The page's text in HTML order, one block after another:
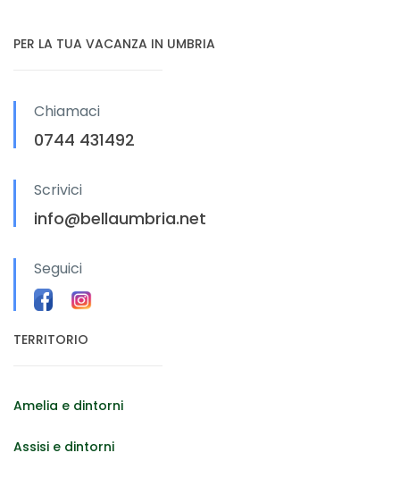
PER LA TUA VACANZA IN UMBRIA
Chiamaci
0744 431492
Scrivici
info@bellaumbria.net
Seguici
TERRITORIO
Amelia e dintorni
Assisi e dintorni